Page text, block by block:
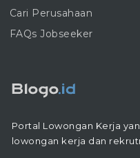
Cari Perusahaan
FAQs Jobseeker
Portal Lowongan Kerja
lowongan kerja dan